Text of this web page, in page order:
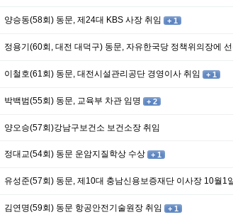
양승동(58회) 동문, 제24대 KBS 사장 취임 + 1
정용기(60회, 대전 대덕구) 동문, 자유한국당 정책위의장에
이철호(61회) 동문, 대전시설관리공단 경영이사 취임 + 1
박백범(55회) 동문, 교육부 차관 임명 + 2
양오승(57회)강남구보건소 보건소장 취임
정대교(54회) 동문 운암지질학상 수상 + 1
유성준(57회) 동문, 제10대 충남신용보증재단 이사장 10월1
김연명(59회) 동문 항공안전기술원장 취임 + 1